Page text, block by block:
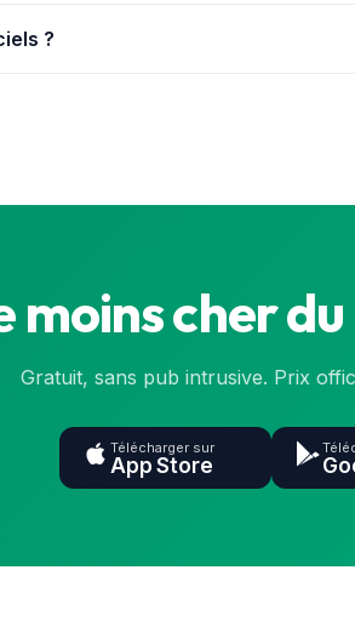
?
moins cher
Gratuit, sans pub intrusive. Prix
Télécharger sur
App Store